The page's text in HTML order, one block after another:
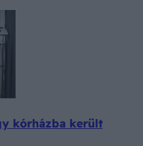
kórházba került